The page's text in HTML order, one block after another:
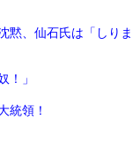
黙、仙石氏は「しりま
！」
統領！